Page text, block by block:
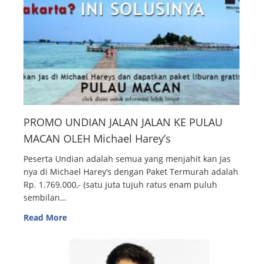
PROMO UNDIAN JALAN JALAN KE PULAU
MACAN OLEH Michael Harey’s
Peserta Undian adalah semua yang menjahit kan Jas
nya di Michael Harey’s dengan Paket Termurah adalah
Rp. 1.769.000,- (satu juta tujuh ratus enam puluh
sembilan…
Read More